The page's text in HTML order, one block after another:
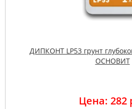
ДИПКОНТ LP53 грунт
ОСНОВИТ
Цена: 282